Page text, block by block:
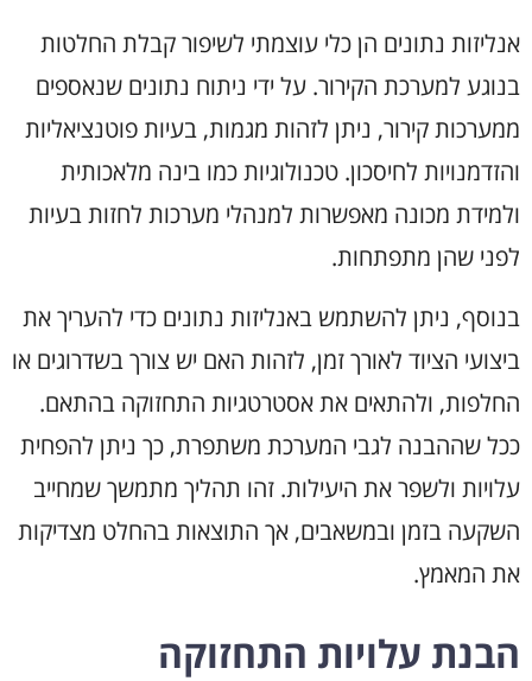
אנליזות נתונים הן כלי עוצמתי לשיפור קבלת החלטות
בנוגע למערכת הקירור. על ידי ניתוח נתונים שנאספים
ממערכות קירור, ניתן לזהות מגמות, בעיות פוטנציאליות
והזדמנויות לחיסכון. טכנולוגיות כמו בינה מלאכותית
ולמידת מכונה מאפשרות למנהלי מערכות לחזות בעיות
לפני שהן מתפתחות.
בנוסף, ניתן להשתמש באנליזות נתונים כדי להעריך את
ביצועי הציוד לאורך זמן, לזהות האם יש צורך בשדרוגים או
החלפות, ולהתאים את אסטרטגיות התחזוקה בהתאם.
ככל שההבנה לגבי המערכת משתפרת, כך ניתן להפחית
עלויות ולשפר את היעילות. זהו תהליך מתמשך שמחייב
השקעה בזמן ובמשאבים, אך התוצאות בהחלט מצדיקות
את המאמץ.
הבנת עלויות התחזוקה